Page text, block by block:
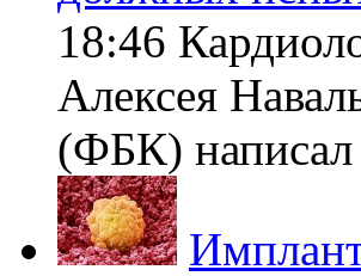
18:46
Алексея
(ФБК) написал